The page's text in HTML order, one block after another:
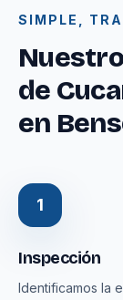
SIMPLE,
de
en
1
Inspección
Identificamos la